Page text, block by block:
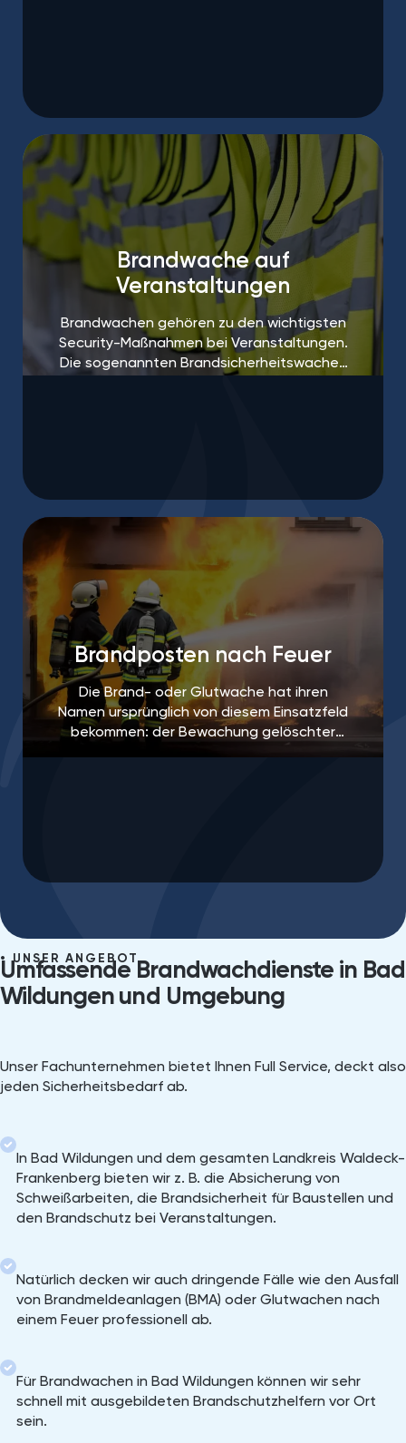
Brandwache auf
Veranstaltungen
Brandwachen gehören zu den wichtigsten
Security-Maßnahmen bei Veranstaltungen.
Die sogenannten Brandsicherheitswachen
Brandposten nach Feuer
Die Brand- oder Glutwache hat ihren
Namen ursprünglich von diesem Einsatzfeld
bekommen: der Bewachung gelöschter
UNSER ANGEBOT
Umfassende Brandwachdienste in Bad
Wildungen⁠ und Umgebung
Unser Fachunternehmen bietet Ihnen Full Service, deckt also
jeden Sicherheitsbedarf ab.
In Bad Wildungen und dem gesamten Landkreis Waldeck-
Frankenberg bieten wir z. B. die Absicherung von
Schweißarbeiten, die Brandsicherheit für Baustellen und
den Brandschutz bei Veranstaltungen.
Natürlich decken wir auch dringende Fälle wie den Ausfall
von Brandmeldeanlagen (BMA) oder Glutwachen nach
einem Feuer professionell ab.
Für Brandwachen in Bad Wildungen können wir sehr
schnell mit ausgebildeten Brandschutzhelfern vor Ort
sein.